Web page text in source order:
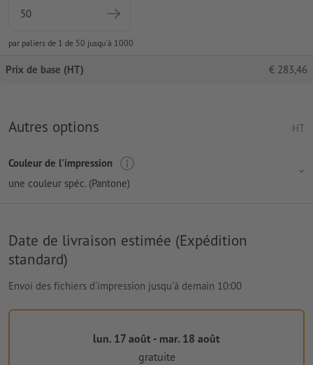
par paliers de 1 de 50 jusqu'à 1000
Prix de base (HT) € 283,46
Autres options HT
Couleur de l'impression
une couleur spéc. (Pantone)
Date de livraison estimée (Expédition
standard)
Envoi des fichiers d'impression jusqu'à demain 10:00
lun. 17 août - mar. 18 août
gratuite